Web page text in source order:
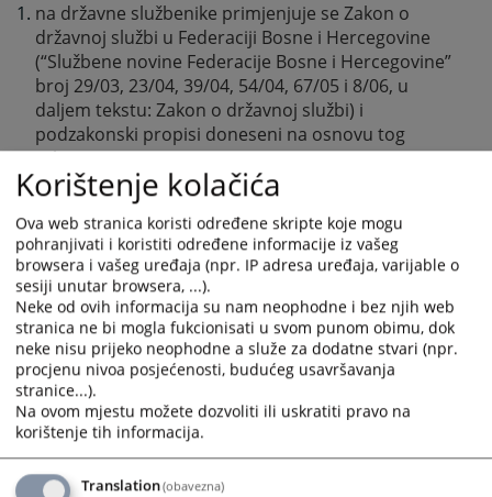
na državne službenike primjenjuje se Zakon o
državnoj službi u Federaciji Bosne i Hercegovine
(“Službene novine Federacije Bosne i Hercegovine”
broj 29/03, 23/04, 39/04, 54/04, 67/05 i 8/06, u
daljem tekstu: Zakon o državnoj službi) i
podzakonski propisi doneseni na osnovu tog
zakona,
na namještenike primjenjuje se Zakon o
namještenicima u organima državne službe u
Federaciji Bosne i Hercegovine (“Službene novine
Federacije Bosne i Hercegovine” broj 49/05, u
daljem tekstu: Zakon o namještenicima ) i
podzakonski propisi doneseni na osnovu tog
zakona.
Na prava i dužnosti državnih službenika i namještenika
pored propisa iz stava 2. ovog člana primjenjuju se, u
skladu sa zakonom i opći propisi o radu i kolektivni
ugovori.
Korištenje kolačića
Ova web stranica koristi određene skripte koje mogu
pohranjivati i koristiti određene informacije iz vašeg
browsera i vašeg uređaja (npr. IP adresa uređaja, varijable o
sesiji unutar browsera, ...).
Neke od ovih informacija su nam neophodne i bez njih web
stranica ne bi mogla fukcionisati u svom punom obimu, dok
neke nisu prijeko neophodne a služe za dodatne stvari (npr.
procjenu nivoa posjećenosti, budućeg usavršavanja
stranice...).
Na ovom mjestu možete dozvoliti ili uskratiti pravo na
korištenje tih informacija.
Translation(obavezna)